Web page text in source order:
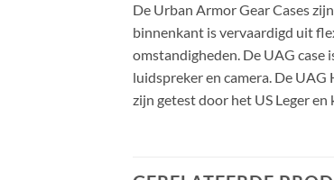
De Urban Armor Gear Cases
binnenkant is vervaardigd uit
omstandigheden. De UAG
luidspreker en camera. De
zijn getest door het US Leger